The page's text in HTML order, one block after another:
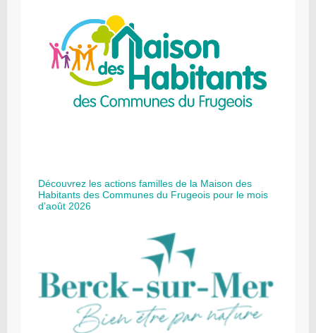
Découvrez les actions familles de la Maison des
Habitants des Communes du Frugeois pour le mois
d’août 2026